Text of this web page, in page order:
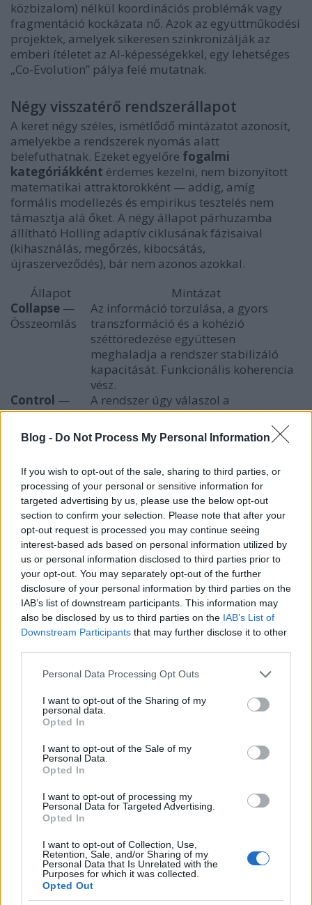
Blog - Do Not Process My Personal Information
If you wish to opt-out of the sale, sharing to third parties, or
processing of your personal or sensitive information for
targeted advertising by us, please use the below opt-out
section to confirm your selection. Please note that after your
opt-out request is processed you may continue seeing
interest-based ads based on personal information utilized by
us or personal information disclosed to third parties prior to
your opt-out. You may separately opt-out of the further
disclosure of your personal information by third parties on the
IAB’s list of downstream participants. This information may
also be disclosed by us to third parties on the IAB’s List of
Downstream Participants that may further disclose it to other
Please note that this website/app uses one or more Google
not limited to your visit or usage behaviour. You may click to
grant or deny consent to Google and its third-party tags to
use your data for below specified purposes in below Google
consent section.
Personal Data Processing Opt Outs
I want to opt-out of the Sharing of my
personal data.
Opted In
I want to opt-out of the Sale of my
Personal Data.
Opted In
I want to opt-out of processing my
Personal Data for Targeted Advertising.
Opted In
I want to opt-out of Collection, Use,
Retention, Sale, and/or Sharing of my
Personal Data that Is Unrelated with the
Purposes for which it was collected.
Opted Out
közbizalom) nélkül koordinációs problémák vagy
fragmentáció kockázata nő. Azok az együttműködési
projektek, amelyek sikeresen szinkronizálják az
emberi ítéletet az AI-képességekkel, egy lehetséges
„Co-Evolution” pálya felé mutatnak.
Négy visszatérő rendszerállapot
A keret négy széles, ismétlődő mintázatot azonosít,
amelyekbe a rendszerek nyomás alatt
belefuthatnak. Ezeket egyelőre fogalmi
kategóriákként érdemes kezelni, nem bizonyított
matematikai attraktorokként — addig, amíg
formális modellezés és empirikus tesztelés nem
támasztja alá őket. A négy állapot párhuzamba
állítható Holling adaptív ciklusának fázisaival
(kihasználás, megőrzés, kibocsátás,
újraszerveződés), bár nem azonos azokkal.
Állapot
Mintázat
Collapse —
Összeomlás
Az információ torzulása, a gyors
transzformáció és a kohézió
széttöredezése együttesen
meghaladja a rendszer stabilizáló
kapacitását. Funkcionális koherencia
vész.
Control —
Kontroll
A rendszer úgy válaszol a
túlterhelésre, hogy növeli a struktúrát,
és közben elnyomja a sokszínűséget, a
visszacsatolást vagy a decentralizált
Chaos —
Káosz
A rendszer magas volatilitásban
marad, anélkül hogy stabil
koordinációt vagy koherens tanulást
érne el.
Co-Evolution
—
Együttfejlődés
A struktúra és a kohézió elég erős
ahhoz, hogy a magas
információáramlást és a gyors
transzformációt feldolgozza adaptív
kapacitás elvesztése nélkül. A változás
itt nem törést okoz, hanem felemeli a
rendszert.
Miért lehet fontos 2026 után?
nem egyetlen technológia, válság vagy konfliktus
lesz. Sokkal inkább az az általános aszimmetria,
amelyet a keret próbál megnevezni: az információ és
a transzformáció üteme tartósan gyorsul, miközben
a struktúra és a kohézió csak lassabban tud
újraépülni.
Ebben a környezetben a vezetők, szabályozók és
intézményi tervezők számára nem az a
legértékesebb kompetencia, hogy újabb és újabb
előrejelzéseket gyártanak. Hanem az, hogy
fegyelmezetten tudjanak kérdezni: milyen kapacitás
hiányzik mosta rendszerből ahhoz, hogy a következő
hullámot ne túléljen, hanem feldolgozza?